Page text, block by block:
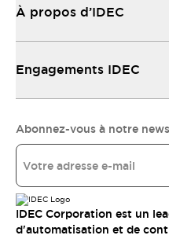
À propos d’IDEC
Engagements IDEC
Abonnez-vous à notre
IDEC Corporation est un
d'automatisation et de